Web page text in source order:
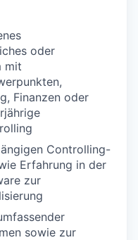
oder
mit
Finanzen oder
Controlling-
Erfahrung in der
zur
sowie zur